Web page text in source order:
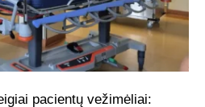
pacientų vežimėliai: